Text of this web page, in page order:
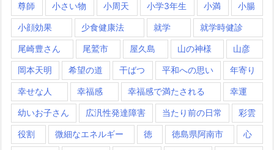
尊師 小さい物 小周天 小学3年生 小満 小腸
小顔効果 少食健康法 就学 就学時健診
尾崎豊さん 尾鷲市 屋久島 山の神様 山彦
岡本天明 希望の道 干ばつ 平和への思い 年寄り
幸せな人 幸福感 幸福感で満たされる 幸運
幼いお子さん 広汎性発達障害 当たり前の日常 彩雲
役割 微細なエネルギー 徳 徳島県阿南市 心